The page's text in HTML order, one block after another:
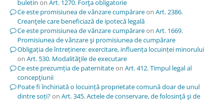
buletin on Art. 1270. Forţa obligatorie
Ce este promisiunea de vânzare cumpărareon Art. 2386.
Creanţele care beneficiază de ipotecă legală
Ce este promisiunea de vânzare cumpărareon Art. 1669.
Promisiunea de vânzare şi promisiunea de cumpărare
Obligația de întreținere: exercitare, influența locuinței minorului
on Art. 530. Modalităţile de executare
Ce este prezumția de paternitateon Art. 412. Timpul legal al
concepţiunii
Poate fi închiriată o locuință proprietate comună doar de unul
dintre soți?on Art. 345. Actele de conservare, de folosinţă şi de